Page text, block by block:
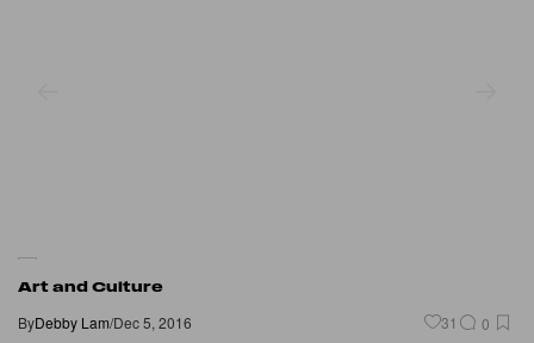
Art and Culture
ByDebby Lam/Dec 5, 2016 31 0